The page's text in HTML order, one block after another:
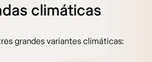
climáticas
grandes variantes climáticas: